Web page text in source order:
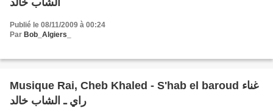
الشاب خالد
Publié le 08/11/2009 à 00:24
Par Bob_Algiers_
Musique Rai, Cheb Khaled - S'hab el baroud غناء
راي ـ الشاب خالد